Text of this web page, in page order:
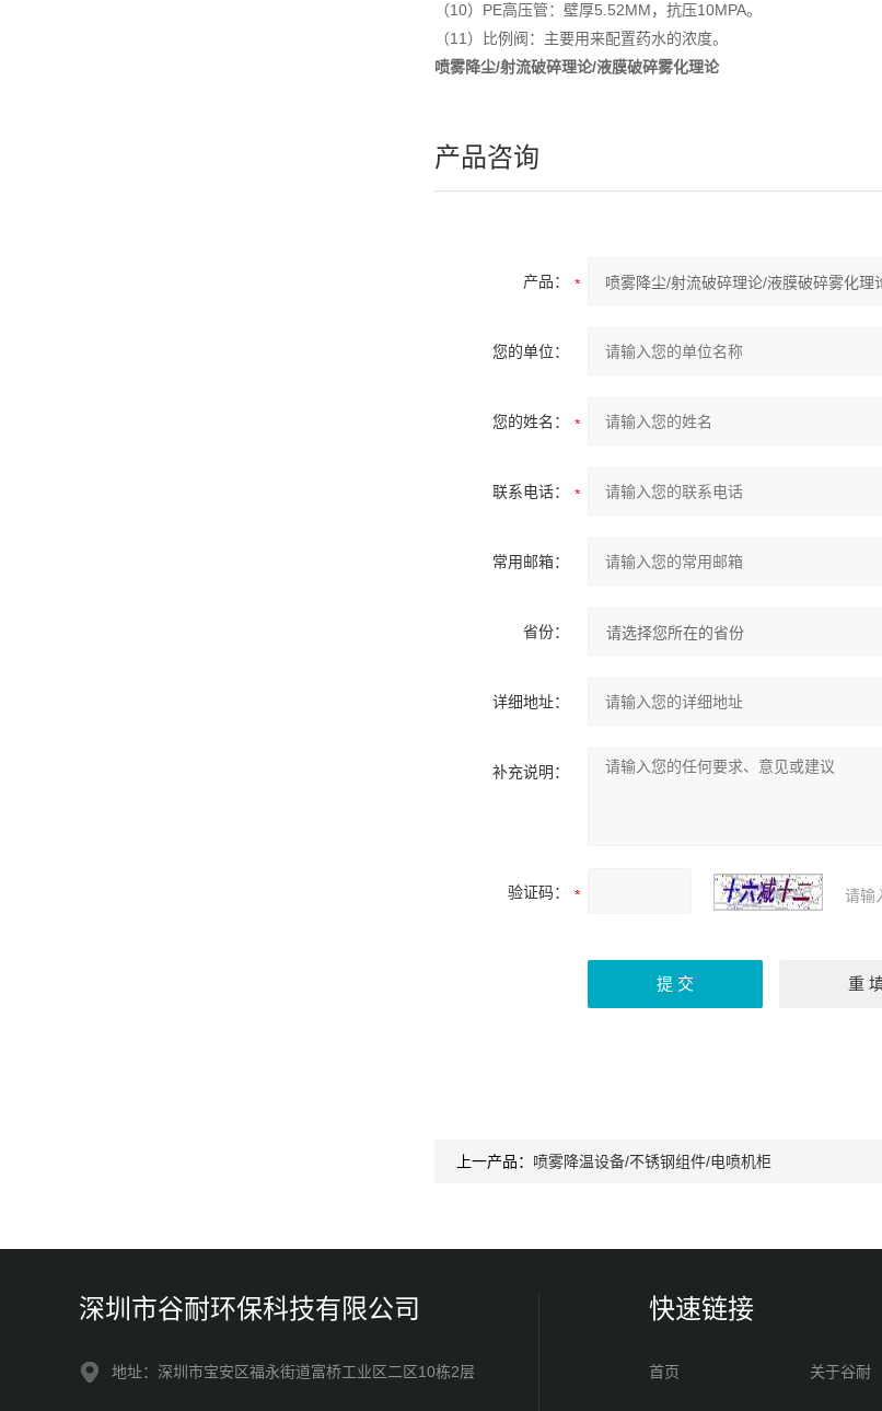
（10）PE高压管：壁厚5.52MM，抗压10MPA。
（11）比例阀：主要用来配置药水的浓度。
喷雾降尘/射流破碎理论/液膜破碎雾化理论
产品咨询
产品：
您的单位：
您的姓名：
联系电话：
常用邮箱：
省份：
详细地址：
补充说明：
验证码： 请输
上一产品： 喷雾降温设备/不锈钢组件/电喷机柜
深圳市谷耐环保科技有限公司
地址：深圳市宝安区福永街道富桥工业区二区10栋2层
快速链接
首页 关于谷耐